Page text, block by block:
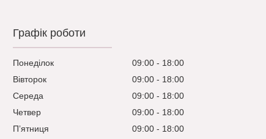
Графік роботи
Понеділок 09:00
18:00
Вівторок
09:00
18:00
Середа
09:00
18:00
Четвер
09:00
18:00
Пʼятниця
09:00
18:00